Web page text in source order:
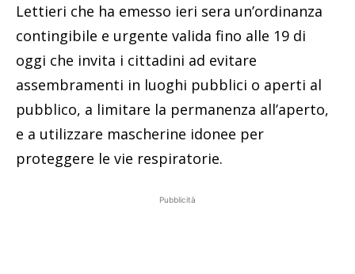
Lettieri che ha emesso ieri sera un’ordinanza
contingibile e urgente valida fino alle 19 di
oggi che invita i cittadini ad evitare
assembramenti in luoghi pubblici o aperti al
pubblico, a limitare la permanenza all’aperto,
e a utilizzare mascherine idonee per
proteggere le vie respiratorie.
Pubblicità